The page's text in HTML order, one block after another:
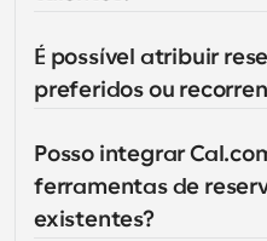
É possível atribuir
preferidos ou
Posso integrar
ferramentas de
existentes?